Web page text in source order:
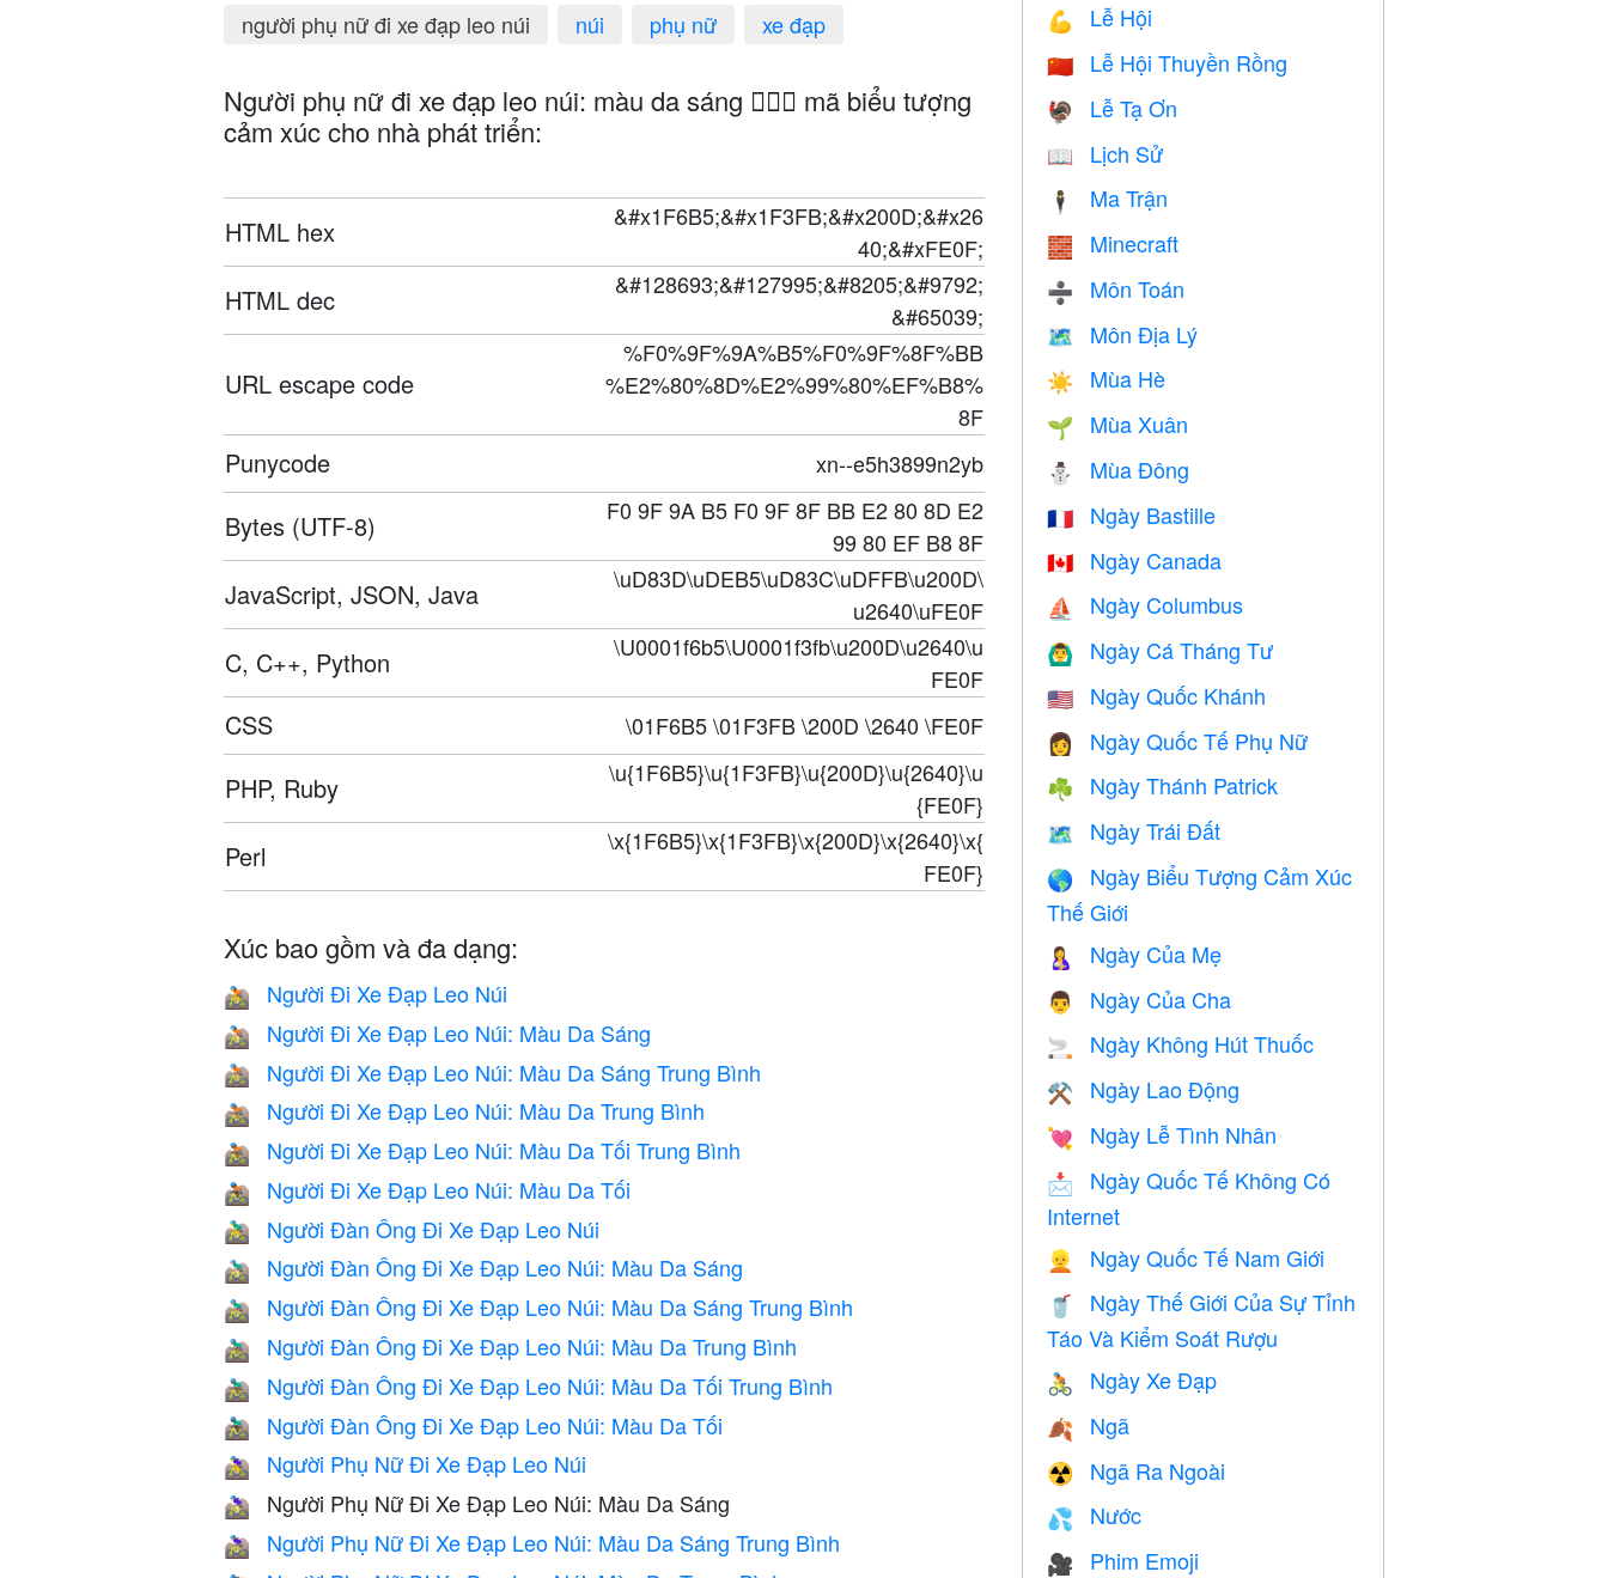
người phụ nữ đi xe đạp leo núi
núi phụ nữ xe đạp
Người phụ nữ đi xe đạp leo núi: màu da sáng 🚵🏻‍♀️ mã biểu tượng
cảm xúc cho nhà phát triển:
HTML hex
&#x1F6B5;&#x1F3FB;&#x200D;&#x26
40;&#xFE0F;
HTML dec
&#128693;&#127995;&#8205;&#9792;
&#65039;
URL escape code
%F0%9F%9A%B5%F0%9F%8F%BB
%E2%80%8D%E2%99%80%EF%B8%
8F
Punycode xn--e5h3899n2yb
Bytes (UTF-8)
F0 9F 9A B5 F0 9F 8F BB E2 80 8D E2
99 80 EF B8 8F
JavaScript, JSON, Java
\uD83D\uDEB5\uD83C\uDFFB\u200D\
u2640\uFE0F
C, C++, Python
\U0001f6b5\U0001f3fb\u200D\u2640\u
FE0F
CSS \01F6B5 \01F3FB \200D \2640 \FE0F
PHP, Ruby
\u{1F6B5}\u{1F3FB}\u{200D}\u{2640}\u
{FE0F}
Perl
\x{1F6B5}\x{1F3FB}\x{200D}\x{2640}\x{
FE0F}
Xúc bao gồm và đa dạng:
🚵 Người Đi Xe Đạp Leo Núi
🚵🏻 Người Đi Xe Đạp Leo Núi: Màu Da Sáng
🚵🏼 Người Đi Xe Đạp Leo Núi: Màu Da Sáng Trung Bình
🚵🏽 Người Đi Xe Đạp Leo Núi: Màu Da Trung Bình
🚵🏾 Người Đi Xe Đạp Leo Núi: Màu Da Tối Trung Bình
🚵🏿 Người Đi Xe Đạp Leo Núi: Màu Da Tối
🚵‍♂️ Người Đàn Ông Đi Xe Đạp Leo Núi
🚵🏻‍♂️ Người Đàn Ông Đi Xe Đạp Leo Núi: Màu Da Sáng
🚵🏼‍♂️ Người Đàn Ông Đi Xe Đạp Leo Núi: Màu Da Sáng Trung Bình
🚵🏽‍♂️ Người Đàn Ông Đi Xe Đạp Leo Núi: Màu Da Trung Bình
🚵🏾‍♂️ Người Đàn Ông Đi Xe Đạp Leo Núi: Màu Da Tối Trung Bình
🚵🏿‍♂️ Người Đàn Ông Đi Xe Đạp Leo Núi: Màu Da Tối
🚵‍♀️ Người Phụ Nữ Đi Xe Đạp Leo Núi
🚵🏻‍♀️ Người Phụ Nữ Đi Xe Đạp Leo Núi: Màu Da Sáng
🚵🏼‍♀️ Người Phụ Nữ Đi Xe Đạp Leo Núi: Màu Da Sáng Trung Bình
💪 Lễ Hội
🇨🇳 Lễ Hội Thuyền Rồng
🦃 Lễ Tạ Ơn
📖 Lịch Sử
🕴️ Ma Trận
🧱 Minecraft
➗ Môn Toán
🗺 Môn Địa Lý
☀️ Mùa Hè
🌱 Mùa Xuân
⛄ Mùa Đông
🇫🇷 Ngày Bastille
🇨🇦 Ngày Canada
⛵️ Ngày Columbus
🙆‍♂️ Ngày Cá Tháng Tư
🇺🇸 Ngày Quốc Khánh
👩 Ngày Quốc Tế Phụ Nữ
☘️ Ngày Thánh Patrick
🗺️ Ngày Trái Đất
🌎
Ngày Biểu Tượng Cảm Xúc
Thế Giới
🤱 Ngày Của Mẹ
👨 Ngày Của Cha
🚬 Ngày Không Hút Thuốc
⚒️ Ngày Lao Động
💘 Ngày Lễ Tình Nhân
📩
Ngày Quốc Tế Không Có
Internet
👱 Ngày Quốc Tế Nam Giới
🥤
Ngày Thế Giới Của Sự Tỉnh
Táo Và Kiểm Soát Rượu
🚴 Ngày Xe Đạp
🍂 Ngã
☢️ Ngã Ra Ngoài
💦 Nước
🎥 Phim Emoji